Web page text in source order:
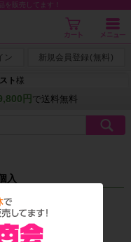
を販売してます！
ン 新規会員登録 ( 無料 )
ト様
円 で送料無料
入